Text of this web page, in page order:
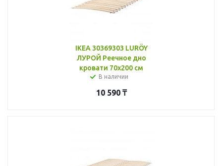
IKEA 30369303 LURÖY
ЛУРОЙ Реечное дно
кровати 70x200 см
В наличии
10 590₸